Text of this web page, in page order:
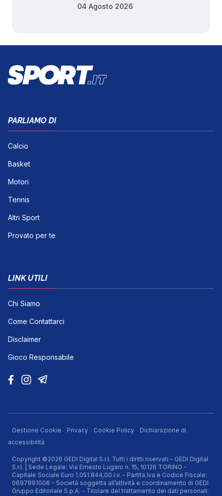
04 Agosto 2026
PARLIAMO DI
Calcio
Basket
Motori
Tennis
Altri Sport
Provato per te
LINK UTILI
Chi Siamo
Come Contattarci
Disclaimer
Gioco Responsabile
Gestione Cookie Privacy Cookie Policy
Dichiarazione di
accessibilità
Copyright ©2026 GEDI Digital S.r.l. Tutti i diritti riservati - GEDI Digital
S.r.l. | Sede Legale: Via Ernesto Lugaro n. 15, 10126 TORINO -
Capitale Sociale Euro 1.051.844,00 i.v. - Partita Iva e Codice Fiscale:
0697891006 - Società soggetta all’attività e coordinamento di GEDI
Gruppo Editoriale S.p.A. - Titolare del trattamento dei dati personali: